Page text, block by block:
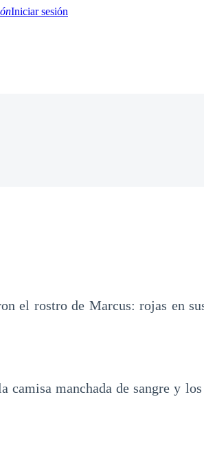
Iniciar sesión
el rostro de Marcus: rojas en
camisa manchada de sangre y